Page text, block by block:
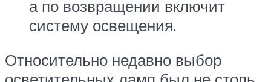
а по возвращении включит
систему освещения.
Относительно недавно выбор